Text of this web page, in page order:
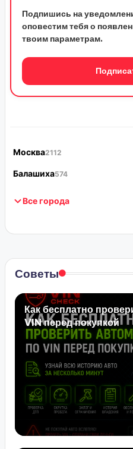
Подпишись на
оповестим тебя о
твоим параметрам.
Москва2112
Балашиха574
Все города
Советы
Как бесплатно
VIN перед покупкой